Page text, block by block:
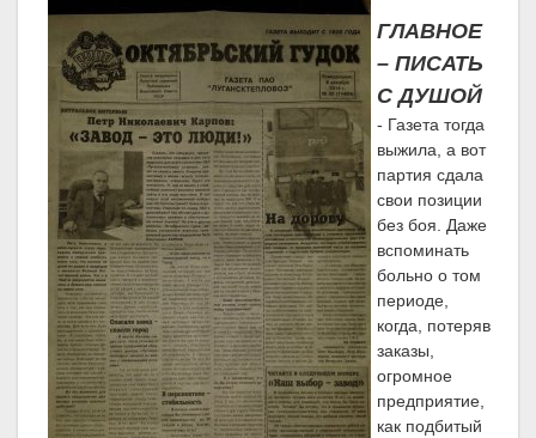
ГЛАВНОЕ
– ПИСАТЬ
С ДУШОЙ
- Газета тогда
выжила, а вот
партия сдала
свои позиции
без боя. Даже
вспоминать
больно о том
периоде,
когда, потеряв
заказы,
огромное
предприятие,
как подбитый